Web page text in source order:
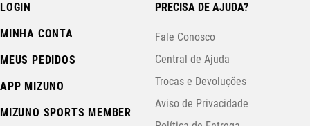
LOGIN
MINHA CONTA
MEUS PEDIDOS
APP MIZUNO
MIZUNO SPORTS MEMBER
PRECISA DE AJUDA?
Fale Conosco
Central de Ajuda
Trocas e Devoluções
Aviso de Privacidade